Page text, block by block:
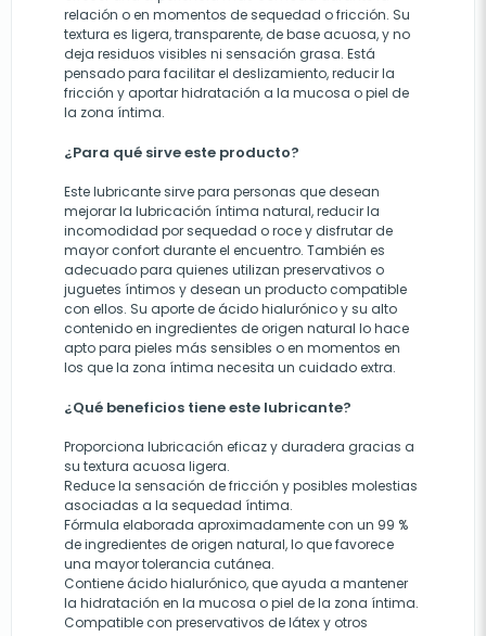
relación o en momentos de sequedad o fricción. Su
textura es ligera, transparente, de base acuosa, y no
deja residuos visibles ni sensación grasa. Está
pensado para facilitar el deslizamiento, reducir la
fricción y aportar hidratación a la mucosa o piel de
la zona íntima.
¿Para qué sirve este producto?
Este lubricante sirve para personas que desean
mejorar la lubricación íntima natural, reducir la
incomodidad por sequedad o roce y disfrutar de
mayor confort durante el encuentro. También es
adecuado para quienes utilizan preservativos o
juguetes íntimos y desean un producto compatible
con ellos. Su aporte de ácido hialurónico y su alto
contenido en ingredientes de origen natural lo hace
apto para pieles más sensibles o en momentos en
los que la zona íntima necesita un cuidado extra.
¿Qué beneficios tiene este lubricante?
Proporciona lubricación eficaz y duradera gracias a
su textura acuosa ligera.
Reduce la sensación de fricción y posibles molestias
asociadas a la sequedad íntima.
Fórmula elaborada aproximadamente con un 99 %
de ingredientes de origen natural, lo que favorece
una mayor tolerancia cutánea.
Contiene ácido hialurónico, que ayuda a mantener
la hidratación en la mucosa o piel de la zona íntima.
Compatible con preservativos de látex y otros